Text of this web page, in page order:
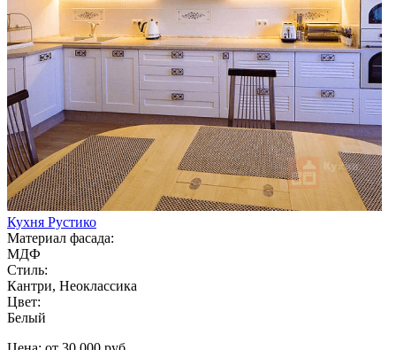
Кухня Рустико
Материал фасада:
МДФ
Стиль:
Кантри, Неоклассика
Цвет:
Белый